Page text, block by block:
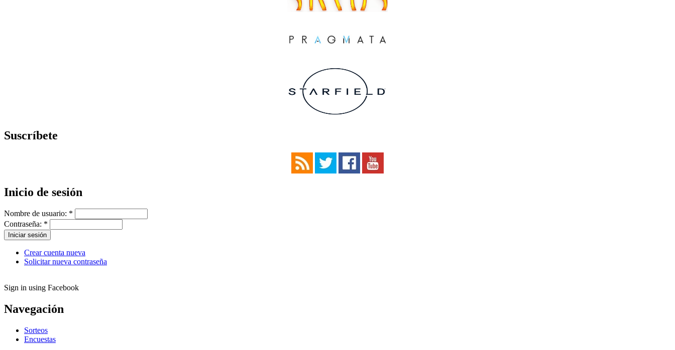
Suscríbete
Inicio de sesión
Nombre de usuario: *
Contraseña: *
Crear cuenta nueva
Solicitar nueva contraseña
Sign in using Facebook
Navegación
Sorteos
Encuestas